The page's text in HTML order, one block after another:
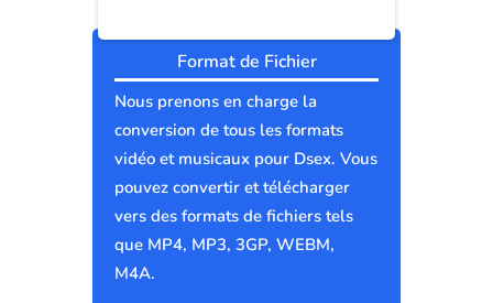
Format de Fichier
Nous prenons en charge la
conversion de tous les formats
vidéo et musicaux pour Dsex. Vous
pouvez convertir et télécharger
vers des formats de fichiers tels
que MP4, MP3, 3GP, WEBM,
M4A.